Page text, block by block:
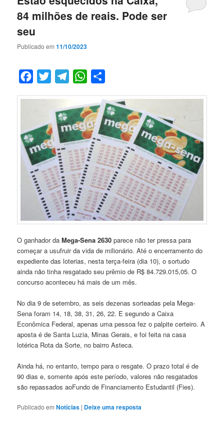
84 milhões de reais. Pode ser
seu
Publicado em11/10/2023
Facebook
Twitter TelegramWhatsApp
O ganhador daMega-Sena 2630parece não ter pressa para
começar a usufruir da vida de milionário. Até o encerramento do
expediente das loterias, nesta terça-feira (dia 10), o sortudo
ainda não tinha resgatado seu prêmio de R$ 84.729.015,05. O
concurso aconteceu há mais de um mês.
No dia 9 de setembro, as seis dezenas sorteadas pela Mega-
Sena foram 14, 18, 38, 31, 26, 22. E segundo a Caixa
Econômica Federal, apenas uma pessoa fez o palpite certeiro. A
aposta é de Santa Luzia, Minas Gerais, e foi feita na casa
lotérica Rota da Sorte, no bairro Asteca.
Ainda há, no entanto, tempo para o resgate. O prazo total é de
90 dias e, somente após este período, valores não resgatados
são repassados aoFundo de Financiamento Estudantil (Fies).
Publicado em Notícias | Deixe uma resposta